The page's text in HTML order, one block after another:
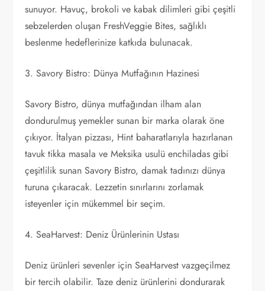
sunuyor. Havuç, brokoli ve kabak dilimleri gibi çeşitli
sebzelerden oluşan FreshVeggie Bites, sağlıklı
beslenme hedeflerinize katkıda bulunacak.
3. Savory Bistro: Dünya Mutfağının Hazinesi
Savory Bistro, dünya mutfağından ilham alan
dondurulmuş yemekler sunan bir marka olarak öne
çıkıyor. İtalyan pizzası, Hint baharatlarıyla hazırlanan
tavuk tikka masala ve Meksika usulü enchiladas gibi
çeşitlilik sunan Savory Bistro, damak tadınızı dünya
turuna çıkaracak. Lezzetin sınırlarını zorlamak
isteyenler için mükemmel bir seçim.
4. SeaHarvest: Deniz Ürünlerinin Ustası
Deniz ürünleri sevenler için SeaHarvest vazgeçilmez
bir tercih olabilir. Taze deniz ürünlerini dondurarak